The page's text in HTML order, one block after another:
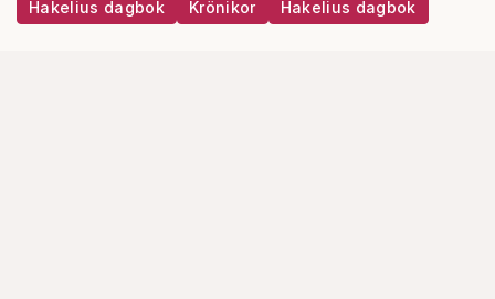
Hakelius dagbok Krönikor Hakelius dagbok